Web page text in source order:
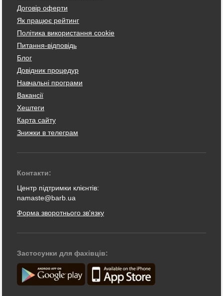
Договір оферти
Як працює рейтинг
Політика використання cookie
Питання-відповідь
Блог
Довідник процедур
Навчальні програми
Вакансії
Хештеги
Карта сайту
Знижки в телеграм
Контакти:
Центр підтримки клієнтів:
namaste@barb.ua
Форма зворотнього зв'язку
Застосунки для фахівців: